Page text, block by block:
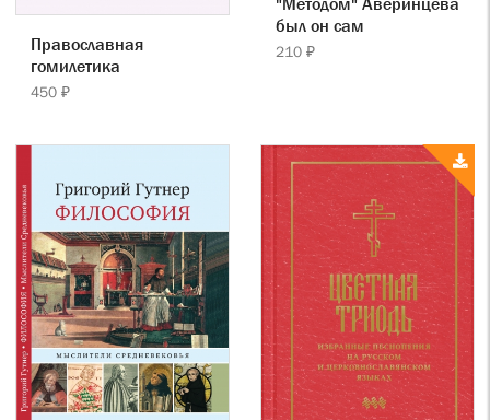
Православная
гомилетика
450 ₽
был он сам
210 ₽